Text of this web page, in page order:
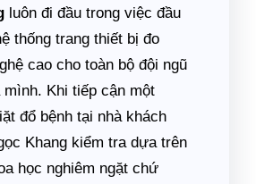
luôn đi đầu trong việc đầu
thống trang thiết bị đo
cao cho toàn bộ đội ngũ
Khi tiếp cận một
đổ bệnh tại nhà khách
Khang kiểm tra dựa trên
học nghiêm ngặt chứ